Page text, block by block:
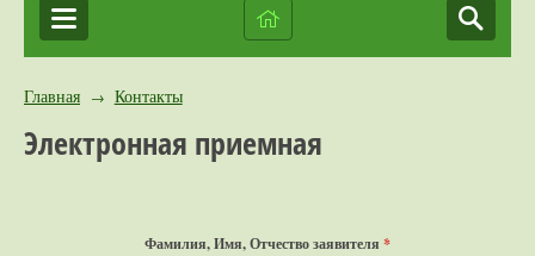
Главная → Контакты
Электронная приемная
Фамилия, Имя, Отчество заявителя *